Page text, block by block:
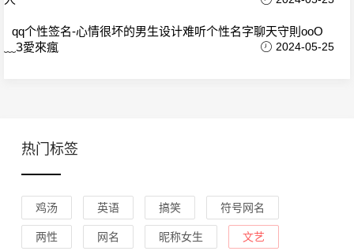
qq个性签名-心情很坏的男生设计难听个性名字聊天守則oοО
﹏З愛來瘋
2024-05-25
热门标签
鸡汤 英语 搞笑 符号网名
两性 网名 昵称女生 文艺